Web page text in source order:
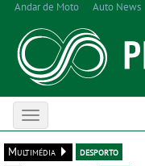
Andar de Moto Auto News
Toggle
navigation
Multimédia
desporto